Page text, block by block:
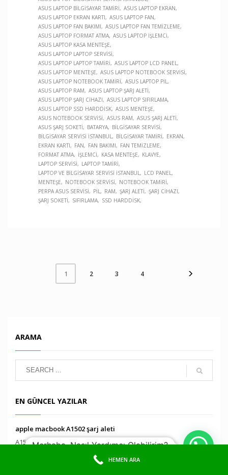
ASUS LAPTOP BILGISAYAR TAMIRI
ASUS LAPTOP EKRAN
ASUS LAPTOP EKRAN KARTI
ASUS LAPTOP FAN
ASUS LAPTOP FAN BAKIMI
ASUS LAPTOP FAN TEMIZLEME
ASUS LAPTOP FORMAT ATMA ASUS LAPTOP İŞLEMCI
ASUS LAPTOP KASA MENTEŞE
ASUS LAPTOP LAPTOP SERVISI
ASUS LAPTOP LAPTOP TAMIRI
ASUS LAPTOP LCD PANEL
ASUS LAPTOP MENTEŞE
ASUS LAPTOP NOTEBOOK SERVISI
ASUS LAPTOP NOTEBOOK TAMIRI
ASUS LAPTOP PIL
ASUS LAPTOP RAM
ASUS LAPTOP ŞARJ ALETI
ASUS LAPTOP ŞARJ CIHAZI
ASUS LAPTOP SIFIRLAMA
ASUS LAPTOP SSD HARDDISK ASUS MENTEŞE
ASUS NOTEBOOK SERVISI
ASUS RAM
ASUS ŞARJ ALETI
ASUS ŞARJ SOKETI
BATARYA
BILGISAYAR SERVISI
BILGISAYAR SERVISI İSTANBUL
BILGISAYAR TAMIRI
EKRAN
EKRAN KARTI
FAN FAN BAKIMI
FAN TEMIZLEME
FORMAT ATMA
İŞLEMCI KASA MENTEŞE
KLAVYE
LAPTOP SERVISI
LAPTOP TAMIRI
LAPTOP VE BILGISAYAR SERVISI İSTANBUL
LCD PANEL
MENTEŞE
NOTEBOOK SERVISI
NOTEBOOK TAMIRI
PERPA ASUS SERVISI
PIL RAM ŞARJ ALETI
ŞARJ CIHAZI
ŞARJ SOKETI
SIFIRLAMA SSD HARDDISK
1 2 3 4
ARAMA
EN GÜNCEL YAZILAR
apple macbook A1502 şarj aleti
A1502 Adaptör A1502 Şarj Aleti A1502 Şarj Ciha...
Merhaba, Nasıl Yardımcı Olabilirim?
HEMEN ARA